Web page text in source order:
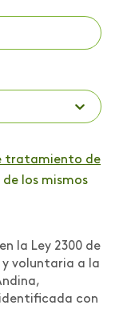
tratamiento de
los mismos
la Ley 2300 de
y voluntaria a la
con